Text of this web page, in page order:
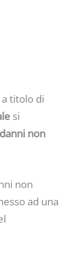
titolo di
si
danni non
non
ad una